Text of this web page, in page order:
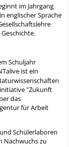
im Jahrgang
englischer Sprache
Schuljahr
ist ein
"Zukunft
das
für Arbeit
Schülerlaboren
Nachwuchs zu